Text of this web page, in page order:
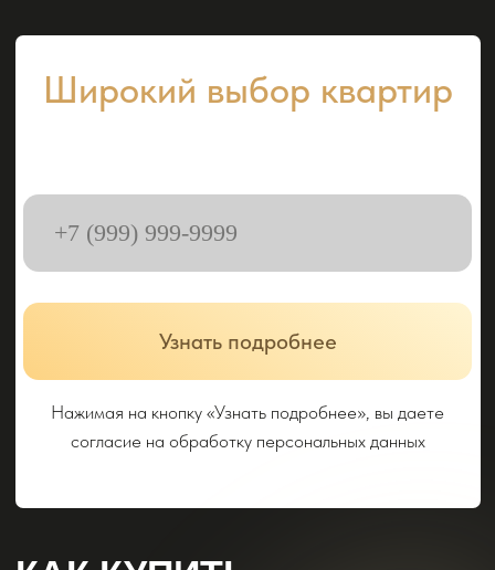
ХОД СТРОИТЕЛЬСТВА